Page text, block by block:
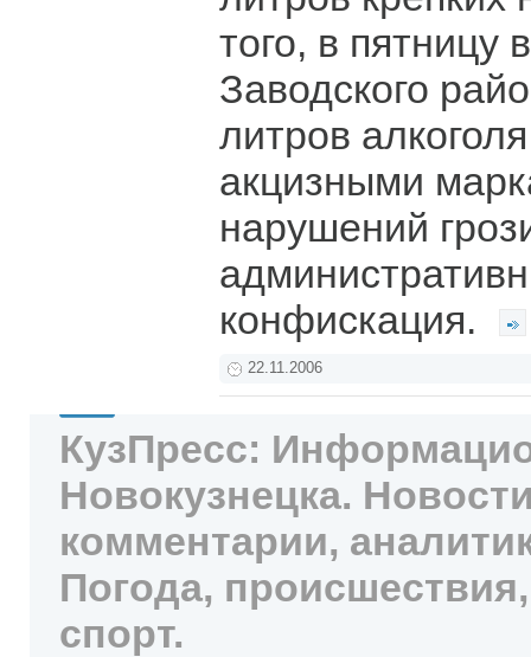
того, в пятницу
Заводского
литров
акцизными
нарушений
конфискация.
22.11.2006
КузПресс:
Новокузнецка.
комментарии,
Погода,
спорт.